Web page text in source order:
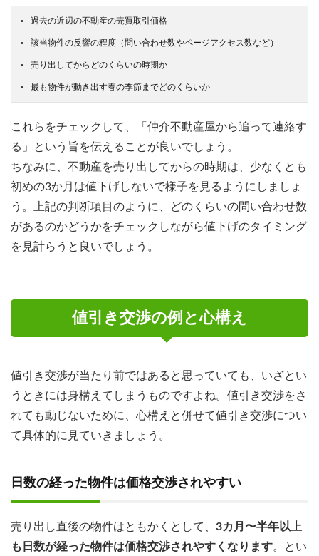
過去の近辺の不動産の売買取引価格
該当物件の反響の程度（問い合わせ数やページアクセス数など）
売り出してからどのくらいの時期か
最も物件が動き出す春の季節までどのくらいか
これらをチェックして、「仲介不動産屋から追って連絡す
る」という旨を伝えることが良いでしょう。
ちなみに、不動産を売り出してからの時期は、少なくとも
初めの3か月は値下げしないで様子を見る ようにしましょ
う。上記の判断項目のように、どのくらいの問い合わせ数
があるのかどうかをチェックしながら値下げのタイミング
を見計らうと良いでしょう。
値引き交渉の例と心構え
値引き交渉が当たり前ではあると思っていても、いざとい
うときには身構えてしまうものですよね。値引き交渉をさ
れても動じないために、心構えと併せて値引き交渉につい
て具体的に見ていきましょう。
日数の経った物件は価格交渉されやすい
売り出し直後の物件はともかくとして、 3カ月〜半年以上
も日数が経った物件は価格交渉されやすくなります。
とい